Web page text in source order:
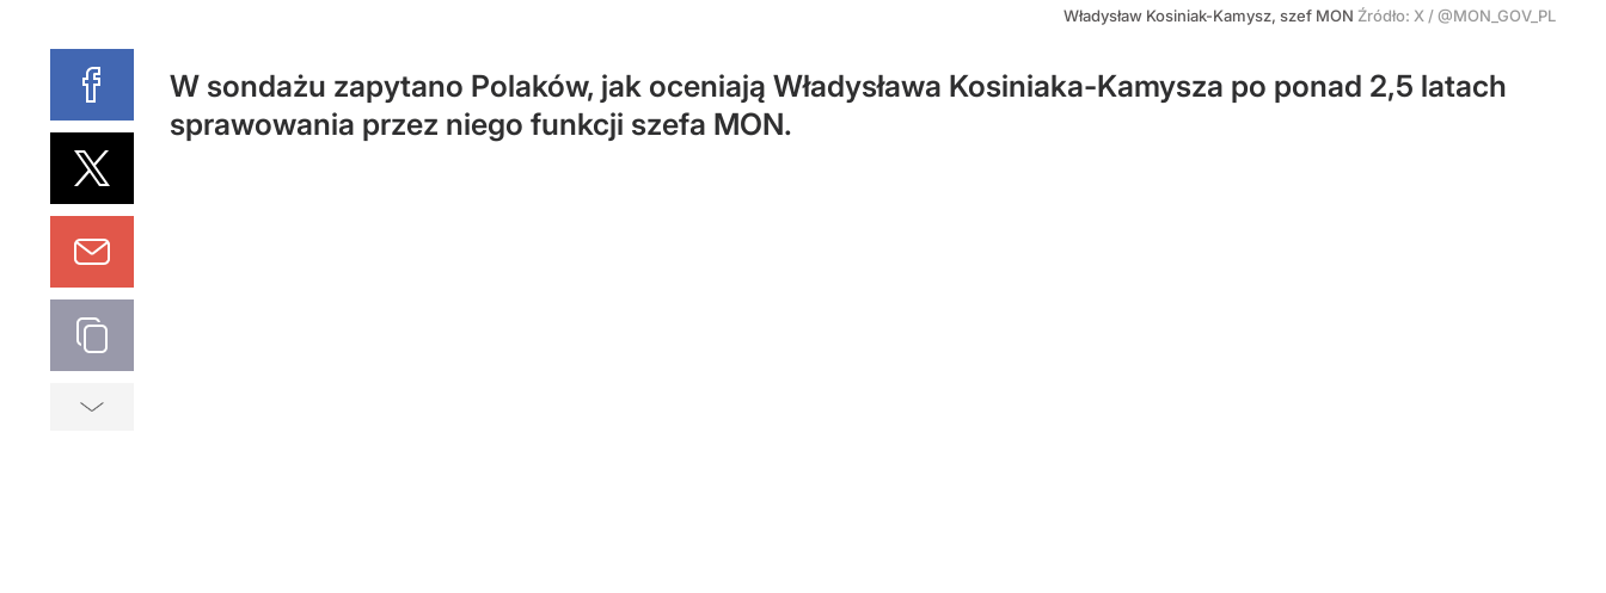
Władysław Kosiniak-Kamysz, szef MON Źródło: X /@MON_GOV_PL
W sondażu zapytano Polaków, jak oceniają Władysława Kosiniaka-Kamysza po ponad 2,5 latach
sprawowania przez niego funkcji szefa MON.